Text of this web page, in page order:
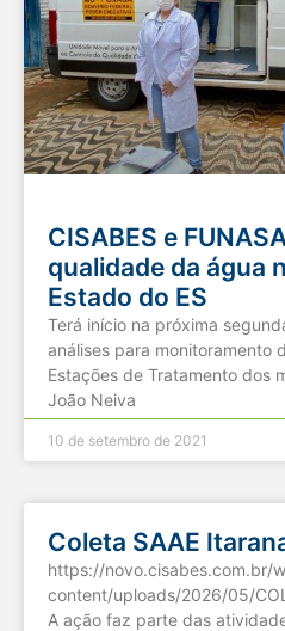
CISABES e
qualidade da água
Estado do ES
Terá início na próxima
análises para monitoramento
Estações de Tratamento dos
João Neiva
10 de setembro de 2021
Coleta SAAE
https://novo.cisabes.com.br/
content/uploads/2026/05/
A ação faz parte das